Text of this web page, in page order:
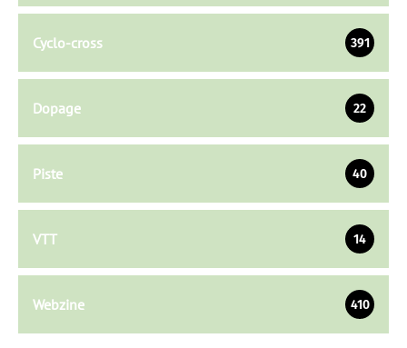
Cyclo-cross 391
Dopage 22
Piste 40
VTT 14
Webzine 410